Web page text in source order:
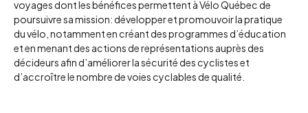
voyages dont les bénéfices permettent à Vélo Québec de
poursuivre sa mission: développer et promouvoir la pratique
du vélo, notamment en créant des programmes d’éducation
et en menant des actions de représentations auprès des
décideurs afin d’améliorer la sécurité des cyclistes et
d’accroître le nombre de voies cyclables de qualité.